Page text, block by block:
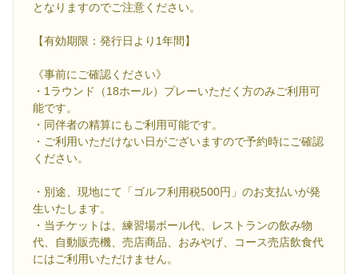
となりますのでご注意ください。
【有効期限：発行日より1年間】
《事前にご確認ください》
・1ラウンド（18ホール）プレーいただく方のみご利用可
能です。
・同伴者の精算にもご利用可能です。
・ご利用いただけない日がございますので予約時にご確認
ください。
・別途、現地にて「ゴルフ利用税500円」のお支払いが発
生いたします。
・当チケットは、練習場ボール代、レストランの飲み物
代、自動販売機、売店商品、おみやげ、コース売店飲食代
にはご利用いただけません。